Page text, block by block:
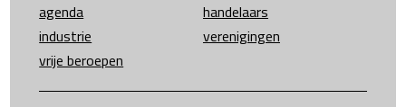
agenda
handelaars
industrie
verenigingen
vrije beroepen